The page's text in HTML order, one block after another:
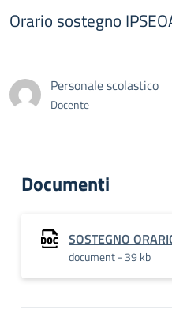
Orario sostegno
Personale scolastico
Docente
Documenti
SOSTEGNO
document - 39 kb